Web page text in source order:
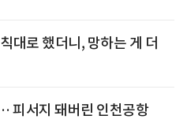
대로 했더니, 망하는 게 더
피서지 돼버린 인천공항